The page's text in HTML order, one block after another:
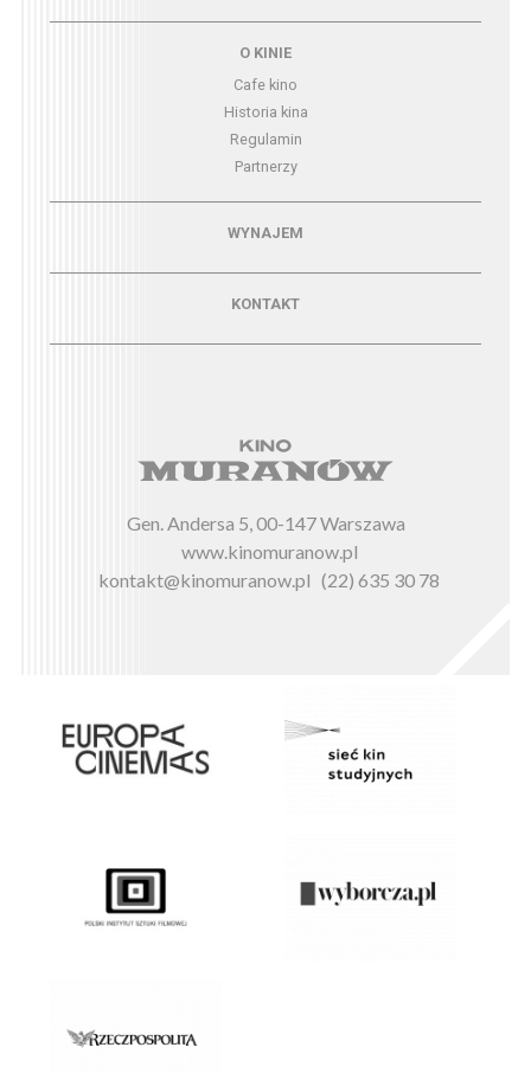
O KINIE
Cafe kino
Historia kina
Regulamin
Partnerzy
Menu - wynajemWYNAJEM
KONTAKT
Gen. Andersa 5, 00-147 Warszawa
www.kinomuranow.pl
kontakt@kinomuranow.pl (22) 635 30 78